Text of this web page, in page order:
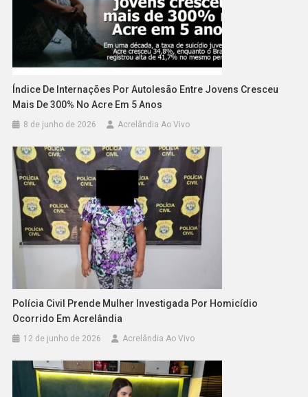
Índice De Internações Por Autolesão Entre Jovens Cresceu
Mais De 300% No Acre Em 5 Anos
8 de junho de 2026 Acrelândia Ao Vivo
Polícia Civil Prende Mulher Investigada Por Homicídio
Ocorrido Em Acrelândia
12 de junho de 2026 Acrelândia Ao Vivo